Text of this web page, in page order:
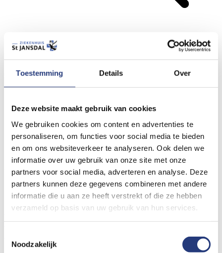
Toestemming Details Over
Deze website maakt gebruik van cookies
We gebruiken cookies om content en advertenties te
personaliseren, om functies voor social media te bieden
en om ons websiteverkeer te analyseren. Ook delen we
informatie over uw gebruik van onze site met onze
partners voor social media, adverteren en analyse. Deze
partners kunnen deze gegevens combineren met andere
informatie die u aan ze heeft verstrekt of die ze hebben
verzameld op basis van uw gebruik van hun services.
Noodzakelijk
Zoeken
Menu
Terug
Lees voor
Printen
Stuur door
Er is een fout opgetreden bij het laden van deze folder.
Algemene links voor de hele website
Locaties St Jansdal
Prikposten St Jansdal
Wat vindt u van de nieuwe website?
Contact- en locatiegegevensBezoektijdenWachttijden
Spoedzorg nodig?
© Ziekenhuis St Jansdal 2026